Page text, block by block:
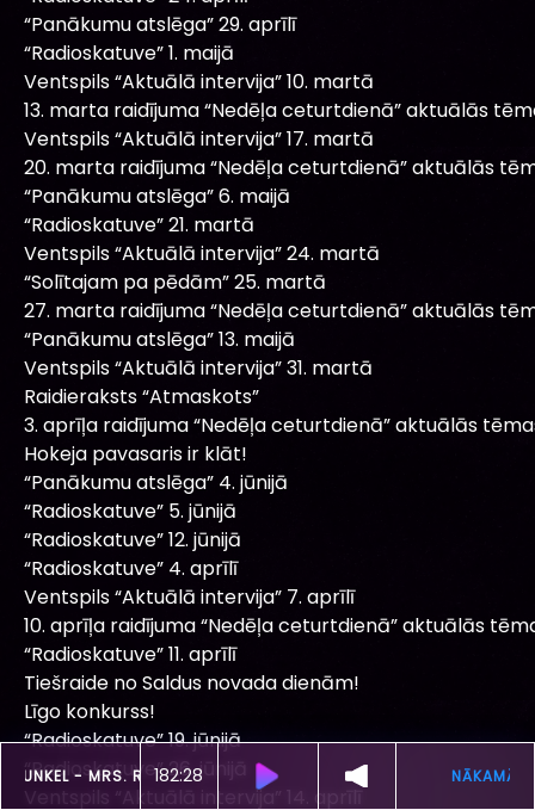
SKANSIMON & GARFUNKEL -MRS. ROBINSON
182:24
“Panākumu atslēga” 29. aprīlī
“Radioskatuve” 1. maijā
Ventspils “Aktuālā intervija” 10. martā
13. marta raidījuma “Nedēļa ceturtdienā” aktuālās
Ventspils “Aktuālā intervija” 17. martā
20. marta raidījuma “Nedēļa ceturtdienā” aktuālās
“Panākumu atslēga” 6. maijā
“Radioskatuve” 21. martā
Ventspils “Aktuālā intervija” 24. martā
“Solītajam pa pēdām” 25. martā
27. marta raidījuma “Nedēļa ceturtdienā” aktuālās
“Panākumu atslēga” 13. maijā
Ventspils “Aktuālā intervija” 31. martā
Raidieraksts “Atmaskots”
3. aprīļa raidījuma “Nedēļa ceturtdienā” aktuālās
Hokeja pavasaris ir klāt!
“Panākumu atslēga” 4. jūnijā
“Radioskatuve” 5. jūnijā
“Radioskatuve” 12. jūnijā
“Radioskatuve” 4. aprīlī
Ventspils “Aktuālā intervija” 7. aprīlī
10. aprīļa raidījuma “Nedēļa ceturtdienā” aktuālās
“Radioskatuve” 11. aprīlī
Tiešraide no Saldus novada dienām!
Līgo konkurss!
“Radioskatuve” 19. jūnijā
“Radioskatuve” 26. jūnijā
Ventspils “Aktuālā intervija” 14. aprīlī